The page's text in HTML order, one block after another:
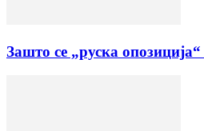
Зашто се „руска